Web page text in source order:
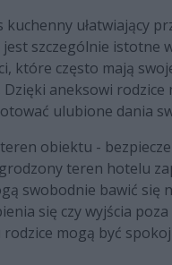
kuchenny ułatwiający
jest szczególnie istotne
które często mają
Dzięki aneksowi rodzice
ulubione dania
obiektu -
teren hotelu
swobodnie bawić się
się czy wyjścia
rodzice mogą być